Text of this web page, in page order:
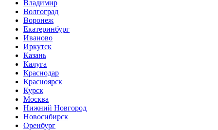
Владимир
Волгоград
Воронеж
Екатеринбург
Иваново
Иркутск
Казань
Калуга
Краснодар
Красноярск
Курск
Москва
Нижний Новгород
Новосибирск
Оренбург